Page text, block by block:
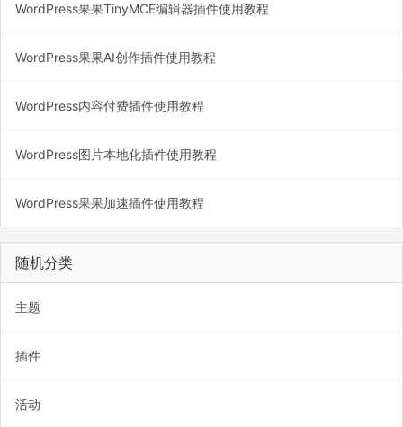
WordPress果果TinyMCE编辑器插件使用教程
WordPress果果AI创作插件使用教程
WordPress内容付费插件使用教程
WordPress图片本地化插件使用教程
WordPress果果加速插件使用教程
随机分类
主题
插件
活动